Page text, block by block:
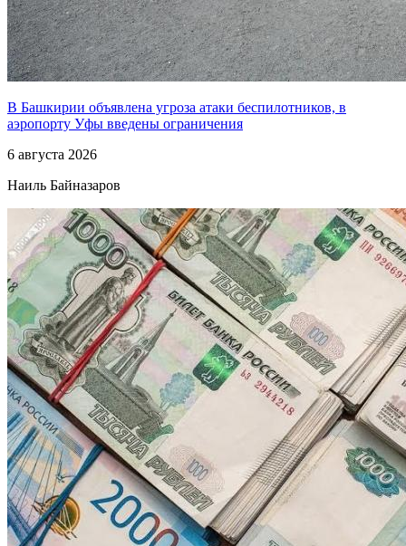
В Башкирии объявлена угроза атаки беспилотников, в
аэропорту Уфы введены ограничения
6 августа 2026
Наиль Байназаров